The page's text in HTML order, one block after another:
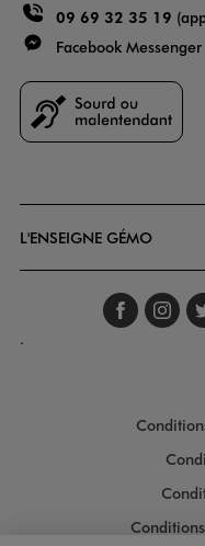
09 69 32 35 19
Facebook Messenger
L'ENSEIGNE GÉMO
.